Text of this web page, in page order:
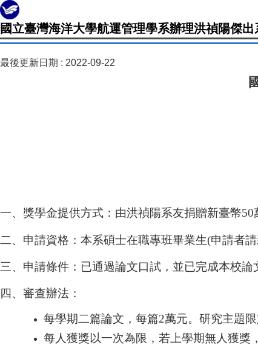
國立臺灣海洋大學航運管理學系辦理洪禎陽傑
最後更新日期 : 2022-09-22
一、獎學金提供方式：由洪禎陽系友捐贈新臺幣50
二、申請資格：本系碩士在職專班畢業生(申請者請
三、申請條件：已通過論文口試，並已完成本校論
四、審查辦法：
每學期二篇論文，每篇2萬元。研究主題
每人獲獎以一次為限，若上學期無人獲獎